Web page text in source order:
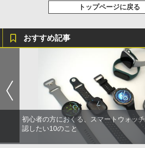
トップページに戻る
おすすめ記事
初心者の方におくる、スマートウォッ
認したい10のこと